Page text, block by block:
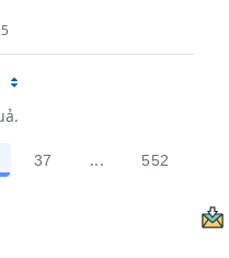
Use TAB to navigate.
trên cổng
trang trên cổng
Các trang trên cổng
37 ...Trang trung
Các
552